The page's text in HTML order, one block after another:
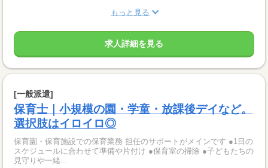
もっと見る
求人詳細を見る
[一般派遣]
保育士｜小規模の園・学童・放課後デイなど。
選択肢はイロイロ◎
保育園・保育施設での保育業務 担任のサポートがメインです ●1日の
スケジュールに合わせて準備や片付け ●保育室の掃除 ●子どもたちの
見守りや一緒...